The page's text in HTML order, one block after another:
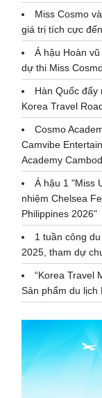
Miss Cosmo
giá trị tích cực
Á hậu Hoàn
dự thi Miss
Hàn Quốc đẩy
Korea Travel
Cosmo
Camvibe
Academy
Á hậu 1 "Miss
nhiệm Chelsea
Philippines 2026"
1 tuần công
2025, tham dự
“Korea Travel
Sản phẩm du lịch